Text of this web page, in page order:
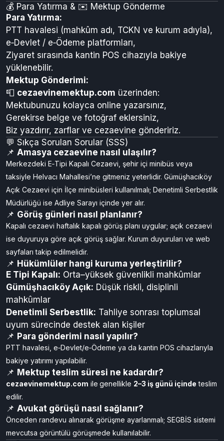
Açık Cezaevi:Açık görüş tarihleri duyurularla ilan
edilir; genellikle 10:00–15:00 arası yapılır.
Denetimli Serbestlik:Görüşler bireysel vaka
planına göre düzenlenmektedir.
💰 Para Yatırma & ✉️ Mektup Gönderme
Para Yatırma:
PTT havalesi (mahkûm adı, TCKN ve kurum adıyla),
e‑Devlet / e‑Ödeme platformları,
Ziyaret sırasında kantin POS cihazıyla bakiye
yüklenebilir.
Mektup Gönderimi:
📮 cezaevinemektup.comüzerinden:
Mektubunuzu kolayca online yazarsınız,
Gerekirse belge ve fotoğraf eklersiniz,
Biz yazdırır, zarflar ve cezaevine göndeririz.
💬 Sıkça Sorulan Sorular (SSS)
📌Amasya cezaevine nasıl ulaşılır?
Merkezdeki E‑Tipi Kapalı Cezaevi, şehir içi minibüs veya
taksiyle Helvacı Mahallesi’ne gitmeniz yeterlidir. Gümüşhacıköy
Açık Cezaevi için İlçe minibüsleri kullanılmalı; Denetimli Serbestlik
Müdürlüğü ise Adliye Sarayı içinde yer alır.
📌 Görüş günleri nasıl planlanır?
Kapalı cezaevi haftalık kapalı görüş planı uygular; açık cezaevi
ise duyuruya göre açık görüş sağlar. Kurum duyuruları ve web
sayfaları takip edilmelidir.
📌Hükümlüler hangi kuruma yerleştirilir?
E Tipi Kapalı:Orta–yüksek güvenlikli mahkûmlar
Gümüşhacıköy Açık:Düşük riskli, disiplinli
mahkûmlar
Denetimli Serbestlik:
uyum sürecinde destek alan kişiler
📌Para gönderimi nasıl yapılır?
PTT havalesi, e‑Devlet/e‑Ödeme ya da kantin POS cihazlarıyla
bakiye yatırımı yapılabilir.
📌Mektup teslim süresi ne kadardır?
cezaevinemektup.comilegenellikle2–3 iş günü içinde